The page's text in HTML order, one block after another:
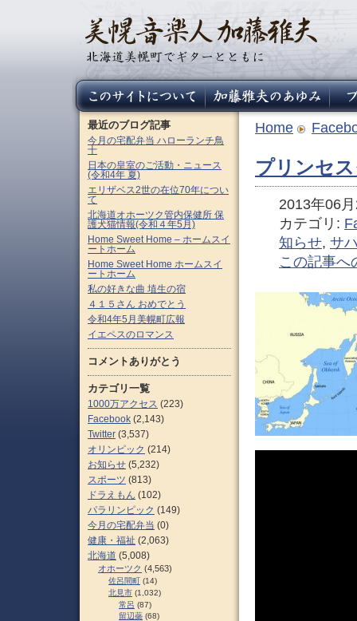
Home
プリンセ
2013年06
カテゴリ:
知らせ, サ
この記事へ
最近のブログ記事
今月の宅配弁当 ハローランチ鳥
十
日本の皇室のご活動・ニュース
(令和4年 夏)
エリザベス2世の在位70年につい
て
北海道オホーツク管内保健所 保
護犬猫情報(令和４年5月)
Home Sweet Home – ホームスイ
ートホーム
Home Sweet Home ホームスイ
ートホーム
私の好きな曲 埴生の宿
４１５さん おめでとう
令和4年5月美幌町広報
イエペスのロマンス
コメントありがとう
カテゴリ一覧
1000万アクセス (223)
Facebook (2,143)
Twitter (3,537)
オリンピック (214)
お知らせ (5,232)
スポーツ (813)
ドラえもん (102)
パラリンピック (149)
今月の宅配弁当 (0)
健康・福祉 (2,063)
北海道 (5,008)
オホーツク (4,563)
佐呂間町 (14)
北見市 (1,032)
常呂 (87)
留辺蘂 (68)